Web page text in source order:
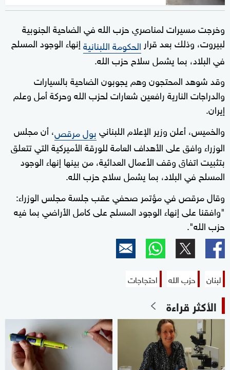
وخرجت مسيرات لمناصري حزب الله في الضاحية الجنوبية
لبيروت، وذلك بعد قرار الحكومة اللبنانيةإنهاء الوجود المسلح
في البلاد، بما يشمل سلاح حزب الله.
وقد شوهد المحتجون وهم يجوبون الضاحية بالسيارات
والدراجات النارية رافعين شعارات لحزب الله وحركة أمل وعلم
إيران.
والخميس، أعلن وزير الإعلام اللبنانيبول مرقص، أن مجلس
الوزراء وافق على الأهداف العامة للورقة الأميركية التي تتعلق
بتثبيت اتفاق وقف الأعمال العدائية، من بينها إنهاء الوجود
المسلح في البلاد، بما يشمل سلاح حزب الله.
وقال مرقص في مؤتمر صحفي عقب جلسة مجلس الوزراء:
"وافقنا على إنهاء الوجود المسلح على كامل الأراضي بما فيه
حزب الله".
لبنان حزب الله احتجاجات
الأكثر قراءة